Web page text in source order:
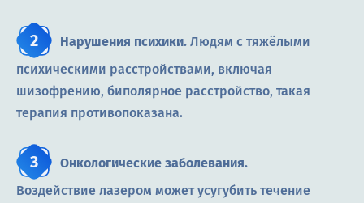
Нарушения психики. Людям с тяжёлыми
психическими расстройствами, включая
шизофрению, биполярное расстройство, такая
терапия противопоказана.
Онкологические заболевания.
Воздействие лазером может усугубить течение